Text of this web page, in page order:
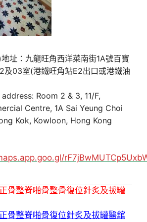
址：九龍旺角西洋菜南街1A號百寶
及03室(港鐵旺角站E2出口或港鐵油
Room 2 & 3, 11/F,
Centre, 1A Sai Yeung Choi
Kok, Kowloon, Hong Kong
骨整脊啪骨整骨復位針炙及拔罐
骨整脊啪骨復位針炙及拔罐醫舘